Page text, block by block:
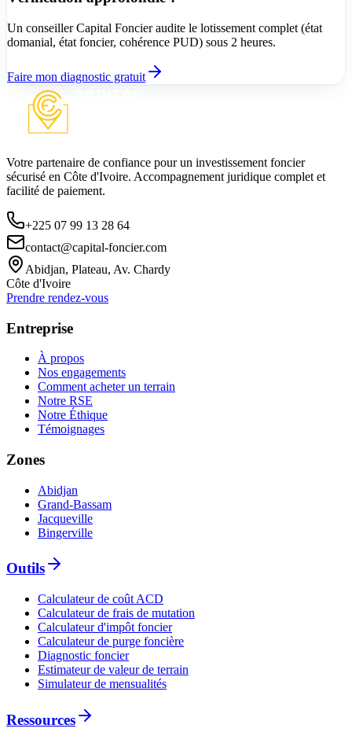
Un conseiller Capital Foncier audite le lotissement complet (état
domanial, état foncier, cohérence PUD) sous 2 heures.
Faire mon diagnostic gratuit
Votre partenaire de confiance pour un investissement foncier
sécurisé en Côte d'Ivoire. Accompagnement juridique complet et
facilité de paiement.
+225 07 99 13 28 64
contact@capital-foncier.com
Abidjan, Plateau, Av. Chardy
Côte d'Ivoire
Prendre rendez-vous
Entreprise
À propos
Nos engagements
Comment acheter un terrain
Notre RSE
Notre Éthique
Témoignages
Zones
Abidjan
Grand-Bassam
Jacqueville
Bingerville
Outils
Calculateur de coût ACD
Calculateur de frais de mutation
Calculateur d'impôt foncier
Calculateur de purge foncière
Diagnostic foncier
Estimateur de valeur de terrain
Simulateur de mensualités
Ressources